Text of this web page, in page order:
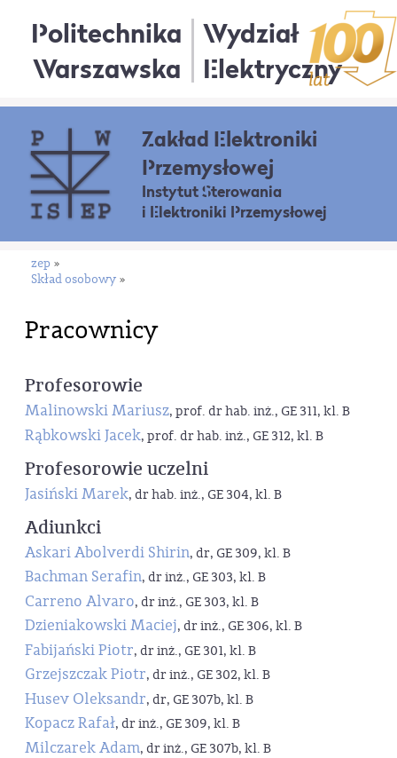
Politechnika
Warszawska
Wydział
Elektryczny
Zakład Elektroniki
Przemysłowej
Instytut Sterowania
i Elektroniki Przemysłowej
zep »
Skład osobowy »
Pracownicy
Profesorowie
Malinowski Mariusz, prof. dr hab. inż., GE 311, kl. B
Rąbkowski Jacek, prof. dr hab. inż., GE 312, kl. B
Profesorowie uczelni
Jasiński Marek, dr hab. inż., GE 304, kl. B
Adiunkci
Askari Abolverdi Shirin, dr, GE 309, kl. B
Bachman Serafin, dr inż., GE 303, kl. B
Carreno Alvaro, dr inż., GE 303, kl. B
Dzieniakowski Maciej, dr inż., GE 306, kl. B
Fabijański Piotr, dr inż., GE 301, kl. B
Grzejszczak Piotr, dr inż., GE 302, kl. B
Husev Oleksandr, dr, GE 307b, kl. B
Kopacz Rafał, dr inż., GE 309, kl. B
Milczarek Adam, dr inż., GE 307b, kl. B